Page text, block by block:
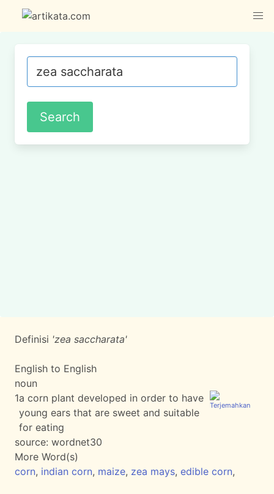
Definisi 'zea saccharata'
English to English
noun
1a corn plant developed in order to have
young ears that are sweet and suitable
for eating
source: wordnet30
More Word(s)
corn, indian corn, maize, zea mays, edible corn,